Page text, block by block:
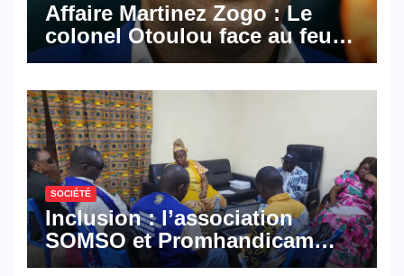
Affaire Martinez Zogo : Le
colonel Otoulou face au feu
croisé des avocats de la
SOCIÉTÉ
Inclusion : l’association
SOMSO et Promhandicam
militent en faveur d’une